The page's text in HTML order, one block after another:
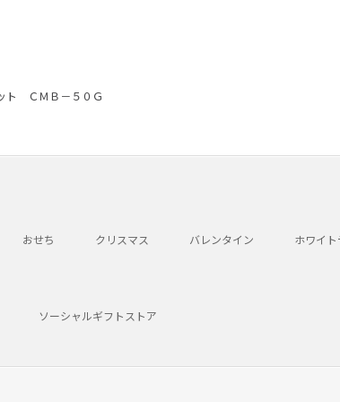
ト ＣＭＢ－５０Ｇ
おせち クリスマス バレンタイン ホワイ
ソーシャルギフトストア